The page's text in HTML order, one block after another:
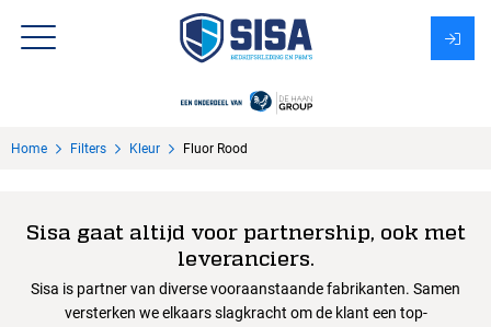
Over Sisa
Home Filters Kleur Fluor Rood
Sisa gaat altijd voor partnership, ook met
leveranciers.
Sisa is partner van diverse vooraanstaande fabrikanten. Samen
versterken we elkaars slagkracht om de klant een top-